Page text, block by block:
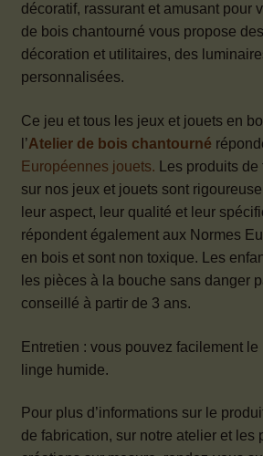
décoratif, rassurant et amusant pour
de bois chantourné vous propose
décoration et utilitaires, des
personnalisées.
Ce jeu et tous les jeux et jouets en
l’Atelier de bois chantourné
Européennes jouets.
Les produits
sur nos jeux et jouets sont
leur aspect, leur qualité et leur
répondent également aux Normes
en bois et sont non toxique. Les
les pièces à la bouche sans danger
conseillé à partir de 3 ans.
Entretien : vous pouvez facilement le
linge humide.
Pour plus d’informations sur le
de fabrication, sur notre atelier et les